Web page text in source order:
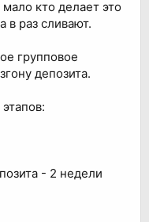
кто делает это
в раз сливают.
групповое
депозита.
- 2 недели